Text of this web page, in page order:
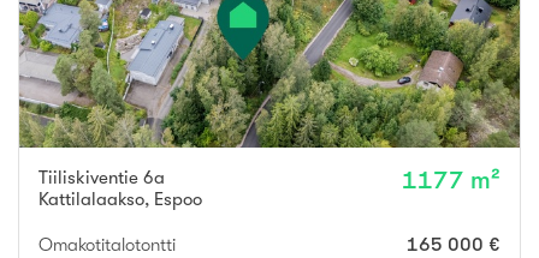
Tiiliskiventie 6a
Kattilalaakso, Espoo
1177 m²
Omakotitalotontti 165 000 €